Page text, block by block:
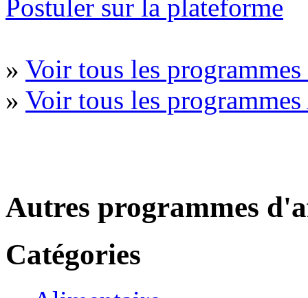
Postuler sur la plateforme
» Voir tous les
» Voir tous les
Autres programmes
Catégories